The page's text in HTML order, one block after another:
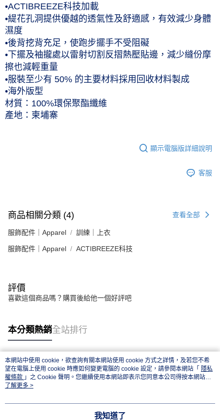
付款後7-11取貨(僅限台灣本島，離島恕不配送) 預計5-7個工
作天到貨
每筆NT$60，滿NT$1,000(含以上)免運費
黑貓宅急便 (僅限台灣本島，離島恕不配送) 預計2-3個工作天到貨
每筆NT$120，滿NT$1,500(含以上)免運費
•ACTIBREEZE科技加載
•緹花孔洞提供優越的透氣性及舒適感，有效減少身體
濕度
•後背挖背充足，使跑步擺手不受阻礙
•下擺及袖攏處以雷射切割反摺熱壓貼邊，減少縫份摩
擦也減輕重量
•服裝至少有 50% 的主要材料採用回收材料製成
•海外版型
材質：100%環保聚酯纖維
產地：柬埔寨
顯示電腦版詳細說明
客服
商品相關分類 (4) 查看全部
服飾配件｜Apparel 訓練｜上衣
服飾配件｜Apparel ACTIBREEZE科技
評價
喜歡這個商品嗎？購買後給他一個好評吧
本分類熱銷全站排行
熱門標籤
本網站中使用 cookie，欲查詢有關本網站使用 cookie 方式之詳情，及若您不希
望在電腦上使用 cookie 時應如何變更電腦的 cookie 設定，請參閱本網站「 隱私
權條款 」之 Cookie 聲明。您繼續使用本網站即表示您同意本公司得按本網站使
用條款之 Cookie 聲明使用 cookie。
了解更多 >
我知道了